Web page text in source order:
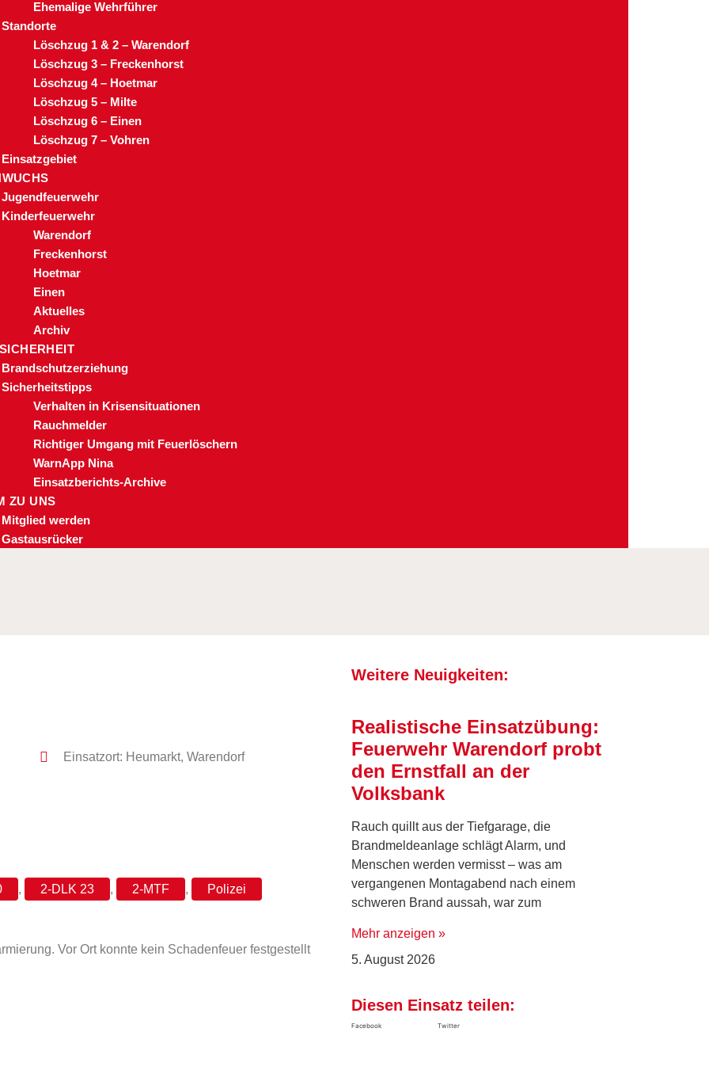
Ehemalige Wehrführer
Standorte
Löschzug 1 & 2 – Warendorf
Löschzug 3 – Freckenhorst
Löschzug 4 – Hoetmar
Löschzug 5 – Milte
Löschzug 6 – Einen
Löschzug 7 – Vohren
Einsatzgebiet
Jugendfeuerwehr
Kinderfeuerwehr
Warendorf
Freckenhorst
Hoetmar
Einen
Aktuelles
Archiv
Brandschutzerziehung
Sicherheitstipps
Verhalten in Krisensituationen
Rauchmelder
Richtiger Umgang mit Feuerlöschern
WarnApp Nina
Einsatzberichts-Archive
ZU UNS
Mitglied werden
Gastausrücker
Einsatzort: Heumarkt, Warendorf
, 2-DLK 23 , 2-MTF , Polizei
Vor Ort konnte kein Schadenfeuer festgestellt
Weitere Neuigkeiten:
Realistische Einsatzübung:
Feuerwehr Warendorf probt
den Ernstfall an der
Volksbank
Rauch quillt aus der Tiefgarage, die
Brandmeldeanlage schlägt Alarm, und
Menschen werden vermisst – was am
vergangenen Montagabend nach einem
schweren Brand aussah, war zum
Mehr anzeigen »
5. August 2026
Diesen Einsatz teilen:
Facebook Twitter